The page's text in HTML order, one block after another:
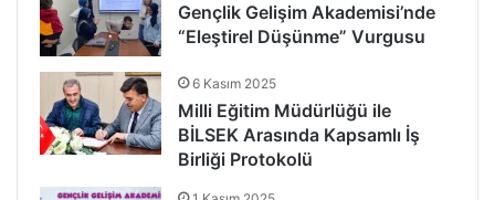
Gençlik Gelişim Akademisi’nde
“Eleştirel Düşünme” Vurgusu
6 Kasım 2025
Milli Eğitim Müdürlüğü ile
BİLSEK Arasında Kapsamlı İş
Birliği Protokolü